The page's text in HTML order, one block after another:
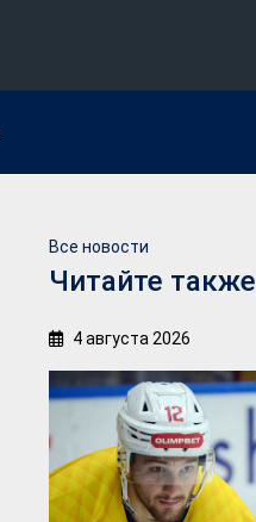
Все новости
Читайте также
4 августа 2026